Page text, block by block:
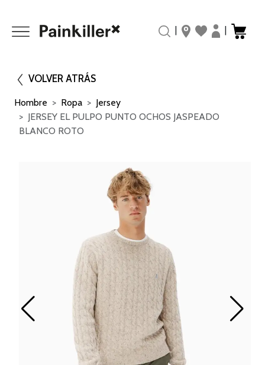
VOLVER ATRÁS
Hombre Ropa
Jersey
JERSEY EL PULPO PUNTO OCHOS JASPEADO
BLANCO ROTO